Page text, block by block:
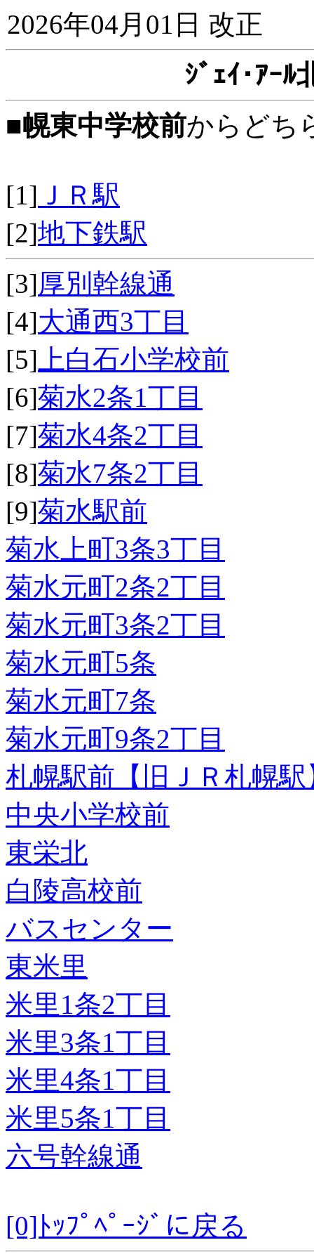
2026年04月01日 改正
ｼﾞｪｲ･ｱｰﾙ
■幌東中学校前からどち
[1] ＪＲ駅
[2]地下鉄駅
[3]厚別幹線通
[4]大通西3丁目
[5] 上白石小学校前
[6]菊水2条1丁目
[7]菊水4条2丁目
[8]菊水7条2丁目
[9]菊水駅前
菊水上町3条3丁目
菊水元町2条2丁目
菊水元町3条2丁目
菊水元町5条
菊水元町7条
菊水元町9条2丁目
札幌駅前【旧ＪＲ札幌駅
中央小学校前
東栄北
白陵高校前
バスセンター
東米里
米里1条2丁目
米里3条1丁目
米里4条1丁目
米里5条1丁目
六号幹線通
[0]ﾄｯﾌﾟﾍﾟｰｼﾞに戻る